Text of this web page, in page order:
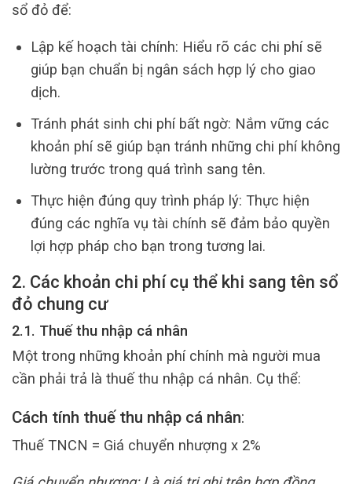
sổ đỏ để:
Lập kế hoạch tài chính: Hiểu rõ các chi phí sẽ
giúp bạn chuẩn bị ngân sách hợp lý cho giao
dịch.
Tránh phát sinh chi phí bất ngờ: Nắm vững các
khoản phí sẽ giúp bạn tránh những chi phí không
lường trước trong quá trình sang tên.
Thực hiện đúng quy trình pháp lý: Thực hiện
đúng các nghĩa vụ tài chính sẽ đảm bảo quyền
lợi hợp pháp cho bạn trong tương lai.
2. Các khoản chi phí cụ thể khi sang tên sổ
đỏ chung cư
2.1. Thuế thu nhập cá nhân
Một trong những khoản phí chính mà người mua
cần phải trả là thuế thu nhập cá nhân. Cụ thể:
Cách tính thuế thu nhập cá nhân:
Thuế TNCN = Giá chuyển nhượng x 2%